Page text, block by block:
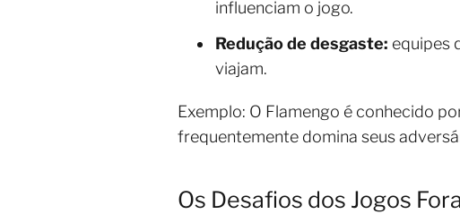
influenciam o jogo.
Redução de desgaste: equipes
viajam.
Exemplo: O Flamengo é conhecido
frequentemente domina seus
Os Desafios dos Jogos Fora